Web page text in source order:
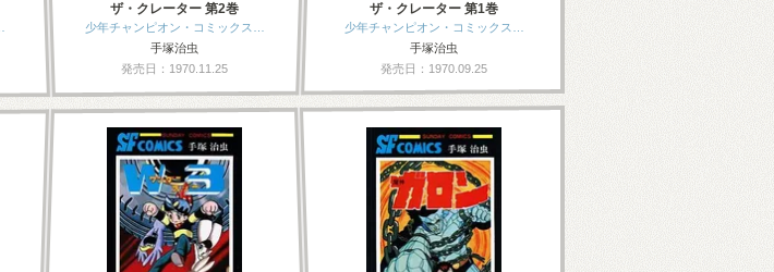
ザ・クレーター 第2巻
少年チャンピオン・コミックス…
手塚治虫
発売日：1970.11.25
ザ・クレーター 第1巻
少年チャンピオン・コミックス…
手塚治虫
発売日：1970.09.25